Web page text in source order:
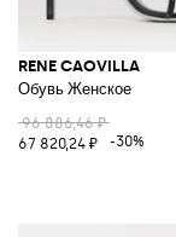
RENE CAOVILLA
Обувь Женское
96 886,46 ₽
67 820,24 ₽
-30%